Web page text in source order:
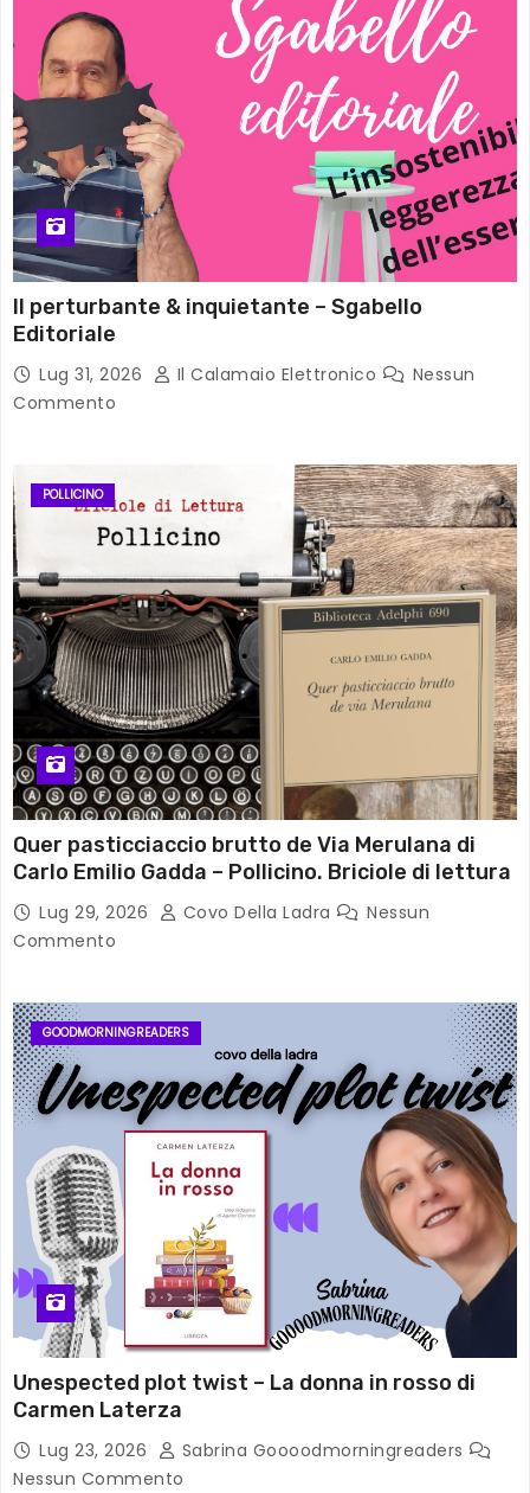
Il perturbante & inquietante – Sgabello
Editoriale
Lug 31, 2026 Il Calamaio Elettronico
Nessun
Commento
POLLICINO
Quer pasticciaccio brutto de Via Merulana di
Carlo Emilio Gadda – Pollicino. Briciole di lettura
Lug 29, 2026 Covo Della Ladra
Nessun
Commento
GOODMORNINGREADERS
Unespected plot twist – La donna in rosso di
Carmen Laterza
Lug 23, 2026
Sabrina Goooodmorningreaders
Nessun Commento